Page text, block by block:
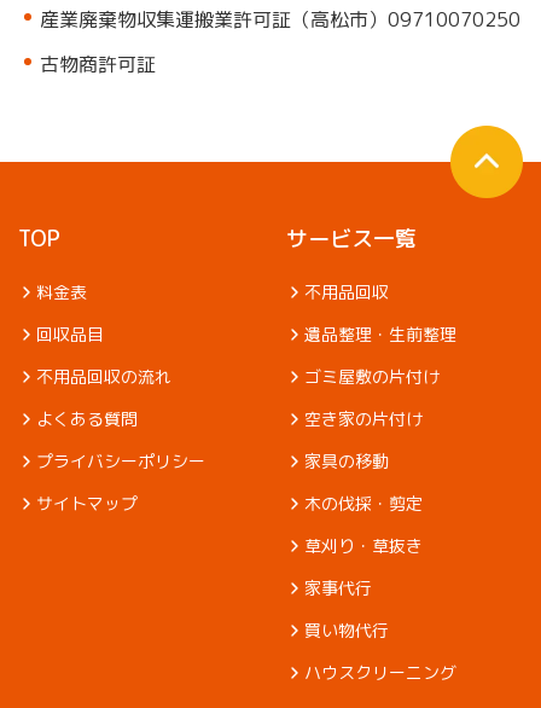
産業廃棄物収集運搬業許可証（高松市）09710070250
古物商許可証
TOP
料金表
回収品目
不用品回収の流れ
よくある質問
プライバシーポリシー
サイトマップ
サービス一覧
不用品回収
遺品整理・生前整理
ゴミ屋敷の片付け
空き家の片付け
家具の移動
木の伐採・剪定
草刈り・草抜き
家事代行
買い物代行
ハウスクリーニング